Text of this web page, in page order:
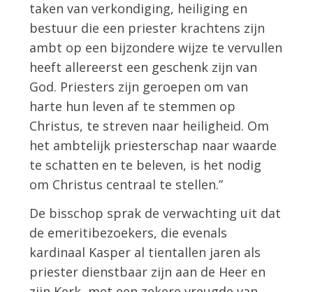
taken van verkondiging, heiliging en
bestuur die een priester krachtens zijn
ambt op een bijzondere wijze te vervullen
heeft allereerst een geschenk zijn van
God. Priesters zijn geroepen om van
harte hun leven af te stemmen op
Christus, te streven naar heiligheid. Om
het ambtelijk priesterschap naar waarde
te schatten en te beleven, is het nodig
om Christus centraal te stellen.”
De bisschop sprak de verwachting uit dat
de emeritibezoekers, die evenals
kardinaal Kasper al tientallen jaren als
priester dienstbaar zijn aan de Heer en